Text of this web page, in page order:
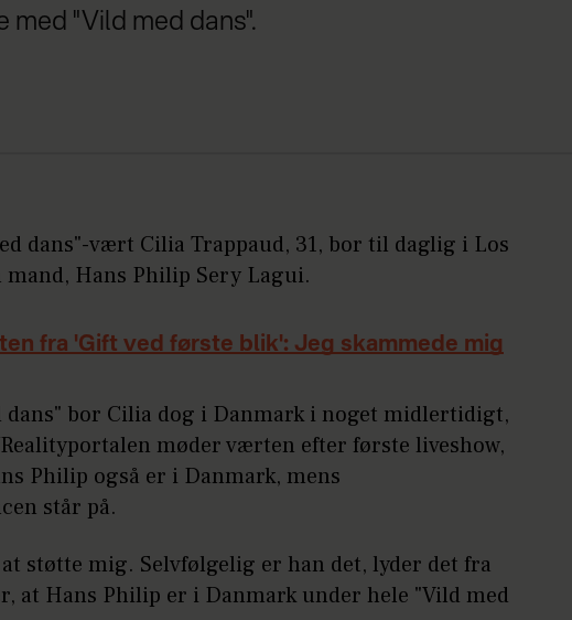
med "Vild med dans".
dans"-vært Cilia Trappaud, 31, bor til daglig i Los
mand, Hans Philip Sery Lagui.
fra 'Gift ved første blik': Jeg skammede mig
dans" bor Cilia dog i Danmark i noget midlertidigt,
møder værten efter første liveshow,
Philip også er i Danmark, mens
står på.
støtte mig. Selvfølgelig er han det, lyder det fra
at Hans Philip er i Danmark under hele "Vild med